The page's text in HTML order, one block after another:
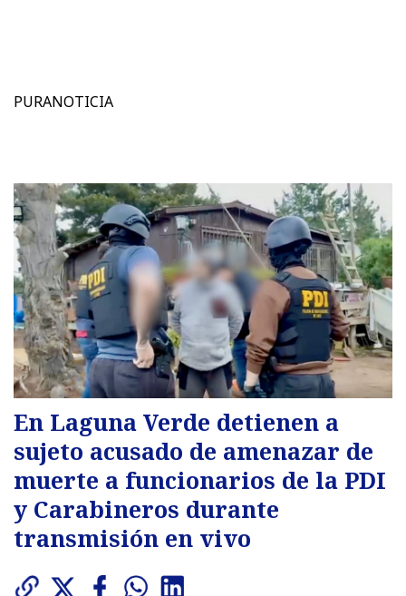
PURANOTICIA
En Laguna Verde detienen a
sujeto acusado de amenazar de
muerte a funcionarios de la PDI
y Carabineros durante
transmisión en vivo